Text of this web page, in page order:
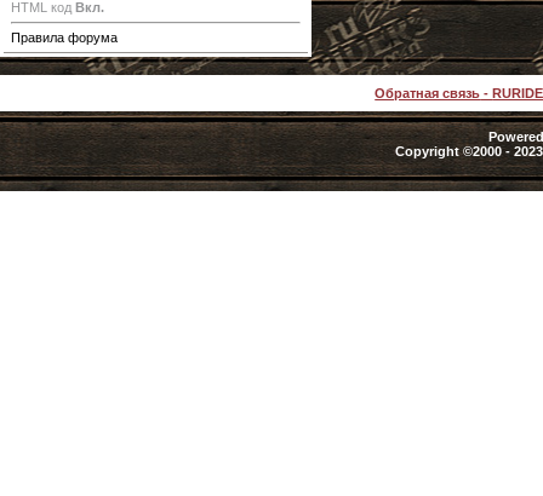
HTML код Вкл.
Правила форума
Обратная связь -
Copyright ©2000 -